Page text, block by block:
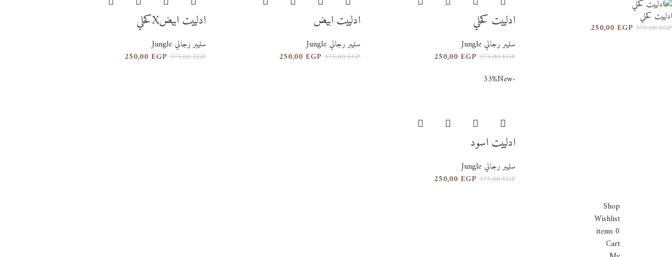
ادلييت كحلي
375,00EGP
250,00 EGP ادلييت كحلي
سليبر رجالي Jungle
375,00EGP
250,00 EGP
ادلييت ابيض
سليبر رجالي Jungle
375,00EGP
250,00 EGP
ادلييت ابيضXكحلي
سليبر رجالي Jungle
375,00EGP
250,00 EGP
-33%
New
ادلييت اسود
سليبر رجالي Jungle
375,00EGP
250,00 EGP
Shop
Wishlist
0
items
Cart